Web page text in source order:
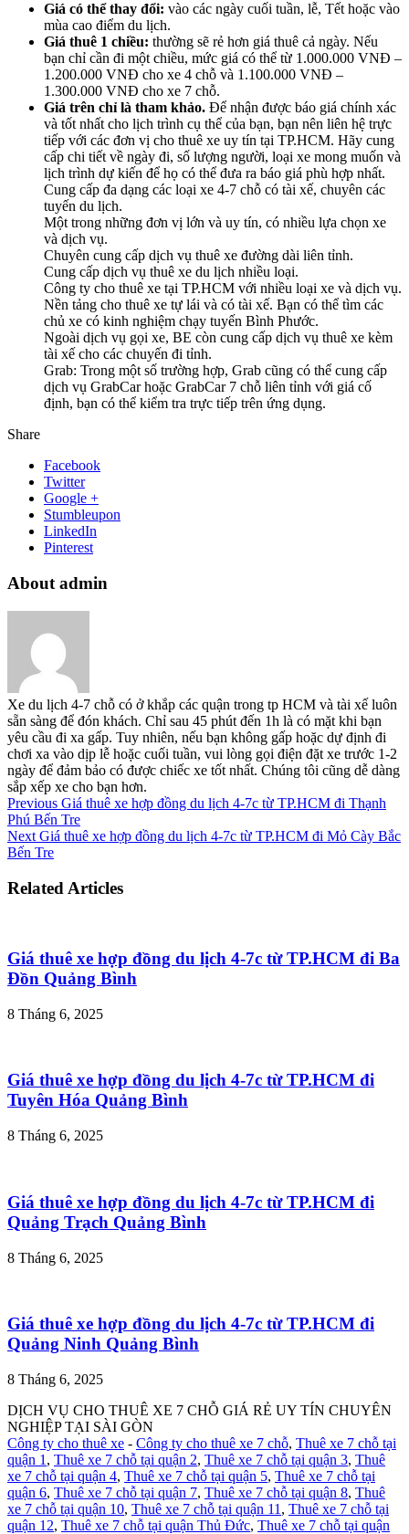
Giá có thể thay đổi: vào các ngày cuối tuần, lễ, Tết hoặc vào
mùa cao điểm du lịch.
Giá thuê 1 chiều: thường sẽ rẻ hơn giá thuê cả ngày. Nếu
bạn chỉ cần đi một chiều, mức giá có thể từ 1.000.000 VNĐ –
1.200.000 VNĐ cho xe 4 chỗ và 1.100.000 VNĐ –
1.300.000 VNĐ cho xe 7 chỗ.
Giá trên chỉ là tham khảo. Để nhận được báo giá chính xác
và tốt nhất cho lịch trình cụ thể của bạn, bạn nên liên hệ trực
tiếp với các đơn vị cho thuê xe uy tín tại TP.HCM. Hãy cung
cấp chi tiết về ngày đi, số lượng người, loại xe mong muốn và
lịch trình dự kiến để họ có thể đưa ra báo giá phù hợp nhất.
Cung cấp đa dạng các loại xe 4-7 chỗ có tài xế, chuyên các
tuyến du lịch.
Một trong những đơn vị lớn và uy tín, có nhiều lựa chọn xe
và dịch vụ.
Chuyên cung cấp dịch vụ thuê xe đường dài liên tỉnh.
Cung cấp dịch vụ thuê xe du lịch nhiều loại.
Công ty cho thuê xe tại TP.HCM với nhiều loại xe và dịch vụ.
Nền tảng cho thuê xe tự lái và có tài xế. Bạn có thể tìm các
chủ xe có kinh nghiệm chạy tuyến Bình Phước.
Ngoài dịch vụ gọi xe, BE còn cung cấp dịch vụ thuê xe kèm
tài xế cho các chuyến đi tỉnh.
Grab: Trong một số trường hợp, Grab cũng có thể cung cấp
dịch vụ GrabCar hoặc GrabCar 7 chỗ liên tỉnh với giá cố
định, bạn có thể kiểm tra trực tiếp trên ứng dụng.
Share
Facebook
Twitter
Google +
Stumbleupon
LinkedIn
Pinterest
About admin
Xe du lịch 4-7 chỗ có ở khắp các quận trong tp HCM và tài xế luôn
sẵn sàng để đón khách. Chỉ sau 45 phút đến 1h là có mặt khi bạn
yêu cầu đi xa gấp. Tuy nhiên, nếu bạn không gấp hoặc dự định đi
chơi xa vào dịp lễ hoặc cuối tuần, vui lòng gọi điện đặt xe trước 1-2
ngày để đảm bảo có được chiếc xe tốt nhất. Chúng tôi cũng dễ dàng
sắp xếp xe cho bạn hơn.
Previous Giá thuê xe hợp đồng du lịch 4-7c từ TP.HCM đi Thạnh
Phú Bến Tre
Next Giá thuê xe hợp đồng du lịch 4-7c từ TP.HCM đi Mỏ Cày Bắc
Bến Tre
Related Articles
Giá thuê xe hợp đồng du lịch 4-7c từ TP.HCM đi Ba
Đồn Quảng Bình
8 Tháng 6, 2025
Giá thuê xe hợp đồng du lịch 4-7c từ TP.HCM đi
Tuyên Hóa Quảng Bình
8 Tháng 6, 2025
Giá thuê xe hợp đồng du lịch 4-7c từ TP.HCM đi
Quảng Trạch Quảng Bình
8 Tháng 6, 2025
Giá thuê xe hợp đồng du lịch 4-7c từ TP.HCM đi
Quảng Ninh Quảng Bình
8 Tháng 6, 2025
DỊCH VỤ CHO THUÊ XE 7 CHỖ GIÁ RẺ UY TÍN CHUYÊN
NGHIỆP TẠI SÀI GÒN
Công ty cho thuê xe - Công ty cho thuê xe 7 chỗ, Thuê xe 7 chỗ tại
quận 1 , Thuê xe 7 chỗ tại quận 2, Thuê xe 7 chỗ tại quận 3, Thuê
xe 7 chỗ tại quận 4, Thuê xe 7 chỗ tại quận 5, Thuê xe 7 chỗ tại
quận 6, Thuê xe 7 chỗ tại quận 7, Thuê xe 7 chỗ tại quận 8, Thuê
xe 7 chỗ tại quận 10, Thuê xe 7 chỗ tại quận 11 , Thuê xe 7 chỗ tại
quận 12, Thuê xe 7 chỗ tại quận Thủ Đức, Thuê xe 7 chỗ tại quận